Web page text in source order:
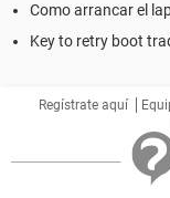
Como arrancar el
Key to retry boot
Regístrate aquí